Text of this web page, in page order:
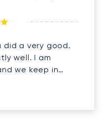
did a very good.
well. I am
we keep in